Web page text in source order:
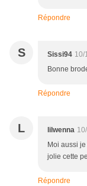
Répondre
S Sissi94 10/
Bonne
Répondre
L lilwenna
Moi aussi
jolie cette
Répondre